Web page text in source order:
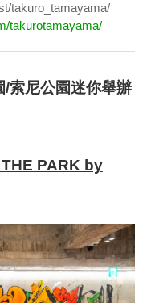
takuro_tamayama/
takurotamayama/
/索尼公園迷你舉辦
PARK by